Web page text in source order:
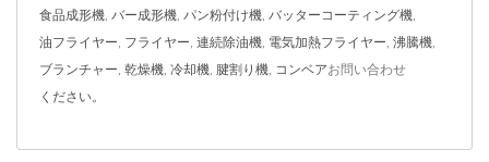
食品成形機 バー成形機 パン粉付け機 バッターコーティング機
油フライヤー フライヤー 連続除油機 電気加熱フライヤー 沸騰機
ブランチャー 乾燥機 冷却機 腱割り機 コンベアお問い合わせ
ください。